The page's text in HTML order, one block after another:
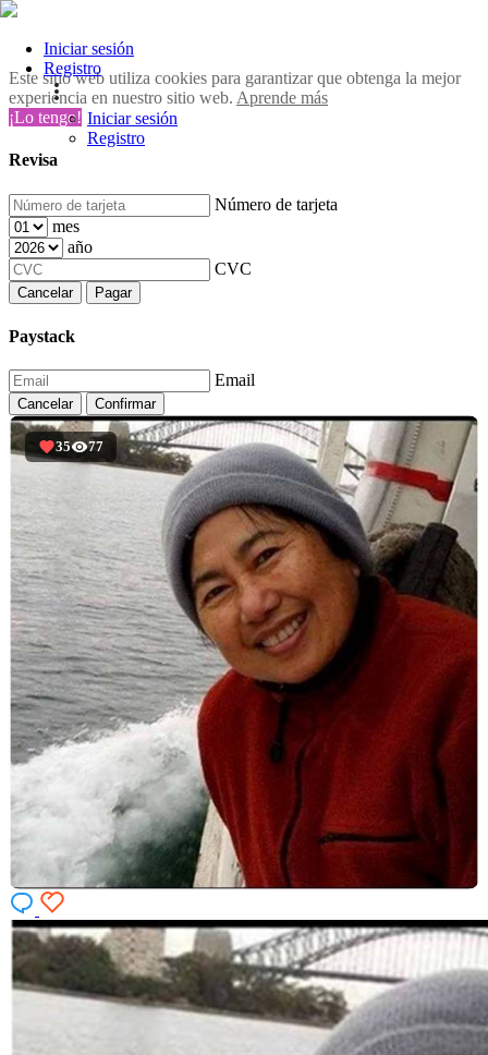
Este sitio web utiliza cookies para garantizar que obtenga la mejor
experiencia en nuestro sitio web. Aprende más
¡Lo tengo!
Revisa
Número de tarjeta
mes
año
CVC
Cancelar Pagar
Paystack
Email
Cancelar Confirmar
Iniciar sesión
Registro
Iniciar sesión
Registro
35 77